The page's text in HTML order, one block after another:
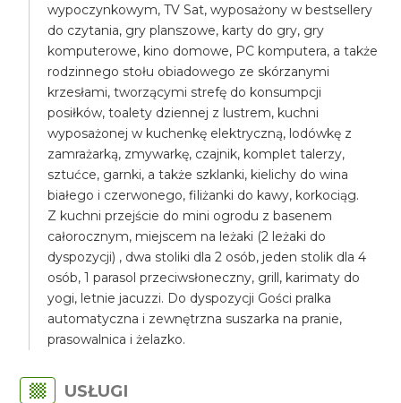
wypoczynkowym, TV Sat, wyposażony w bestsellery
do czytania, gry planszowe, karty do gry, gry
komputerowe, kino domowe, PC komputera, a także
rodzinnego stołu obiadowego ze skórzanymi
krzesłami, tworzącymi strefę do konsumpcji
posiłków, toalety dziennej z lustrem, kuchni
wyposażonej w kuchenkę elektryczną, lodówkę z
zamrażarką, zmywarkę, czajnik, komplet talerzy,
sztućce, garnki, a także szklanki, kielichy do wina
białego i czerwonego, filiżanki do kawy, korkociąg.
Z kuchni przejście do mini ogrodu z basenem
całorocznym, miejscem na leżaki (2 leżaki do
dyspozycji) , dwa stoliki dla 2 osób, jeden stolik dla 4
osób, 1 parasol przeciwsłoneczny, grill, karimaty do
yogi, letnie jacuzzi. Do dyspozycji Gości pralka
automatyczna i zewnętrzna suszarka na pranie,
prasowalnica i żelazko.
USŁUGI